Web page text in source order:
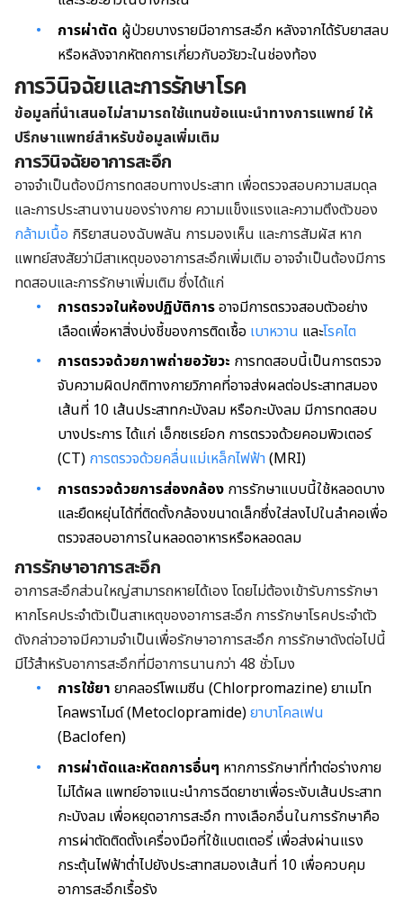
การผ่าตัด ผู้ป่วยบางรายมีอาการสะอึก หลังจากได้รับยาสลบ
หรือหลังจากหัตถการเกี่ยวกับอวัยวะในช่องท้อง
การวินิจฉัยและการรักษาโรค
ข้อมูลที่นำเสนอไม่สามารถใช้แทนข้อแนะนำทางการแพทย์ ให้
ปรึกษาแพทย์สำหรับข้อมูลเพิ่มเติม
การวินิจฉัยอาการสะอึก
อาจจำเป็นต้องมีการทดสอบทางประสาท เพื่อตรวจสอบความสมดุล
และการประสานงานของร่างกาย ความแข็งแรงและความตึงตัวของ
กล้ามเนื้อ กิริยาสนองฉับพลัน การมองเห็น และการสัมผัส หาก
แพทย์สงสัยว่ามีสาเหตุของอาการสะอึกเพิ่มเติม อาจจำเป็นต้องมีการ
ทดสอบและการรักษาเพิ่มเติม ซึ่งได้แก่
การตรวจในห้องปฏิบัติการอาจมีการตรวจสอบตัวอย่าง
เลือดเพื่อหาสิ่งบ่งชี้ของการติดเชื้อ เบาหวาน และโรคไต
การตรวจด้วยภาพถ่ายอวัยวะ การทดสอบนี้เป็นการตรวจ
จับความผิดปกติทางกายวิภาคที่อาจส่งผลต่อประสาทสมอง
เส้นที่ 10 เส้นประสาทกะบังลม หรือกะบังลม มีการทดสอบ
บางประการ ได้แก่ เอ็กซเรย์อก การตรวจด้วยคอมพิวเตอร์
(CT) การตรวจด้วยคลื่นแม่เหล็กไฟฟ้า(MRI)
การตรวจด้วยการส่องกล้อง การรักษาแบบนี้ใช้หลอดบาง
และยืดหยุ่นได้ที่ติดตั้งกล้องขนาดเล็กซึ่งใส่ลงไปในลำคอเพื่อ
ตรวจสอบอาการในหลอดอาหารหรือหลอดลม
การรักษาอาการสะอึก
อาการสะอึกส่วนใหญ่สามารถหายได้เอง โดยไม่ต้องเข้ารับการรักษา
หากโรคประจำตัวเป็นสาเหตุของอาการสะอึก การรักษาโรคประจำตัว
ดังกล่าวอาจมีความจำเป็นเพื่อรักษาอาการสะอึก การรักษาดังต่อไปนี้
มีไว้สำหรับอาการสะอึกที่มีอาการนานกว่า 48 ชั่วโมง
การใช้ยา ยาคลอร์โพเมซีน (Chlorpromazine) ยาเมโท
โคลพราไมด์ (Metoclopramide)ยาบาโคลเฟน
(Baclofen)
การผ่าตัดและหัตถการอื่นๆ หากการรักษาที่ทำต่อร่างกาย
ไม่ได้ผล แพทย์อาจแนะนำการฉีดยาชาเพื่อระงับเส้นประสาท
กะบังลม เพื่อหยุดอาการสะอึก ทางเลือกอื่นในการรักษาคือ
การผ่าตัดติดตั้งเครื่องมือที่ใช้แบตเตอรี่ เพื่อส่งผ่านแรง
กระตุ้นไฟฟ้าต่ำไปยังประสาทสมองเส้นที่ 10 เพื่อควบคุม
อาการสะอึกเรื้อรัง